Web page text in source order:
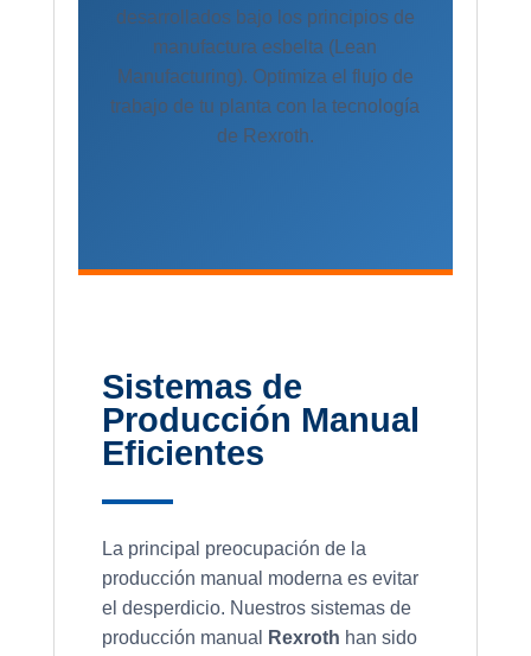
desarrollados bajo los principios de
manufactura esbelta (Lean
Manufacturing). Optimiza el flujo de
trabajo de tu planta con la tecnología
de Rexroth.
Sistemas de
Producción Manual
Eficientes
La principal preocupación de la
producción manual moderna es evitar
el desperdicio. Nuestros sistemas de
producción manual
Rexroth han sido